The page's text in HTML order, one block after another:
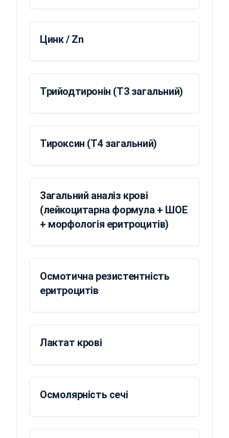
Цинк / Zn
Трийодтиронін (Т3 загальний)
Тироксин (Т4 загальний)
Загальний аналіз крові
(лейкоцитарна формула + ШОЕ
+ морфологія еритроцитів)
Осмотична резистентність
еритроцитів
Лактат крові
Осмолярність сечі